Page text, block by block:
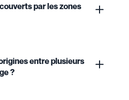
par les zones
entre plusieurs
?